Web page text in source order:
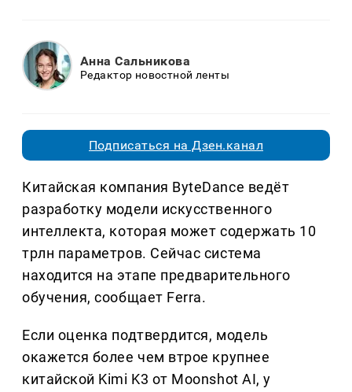
Анна Сальникова
Редактор новостной ленты
Подписаться на Дзен.канал
Китайская компания ByteDance ведёт
разработку модели искусственного
интеллекта, которая может содержать 10
трлн параметров. Сейчас система
находится на этапе предварительного
обучения, сообщает Ferra.
Если оценка подтвердится, модель
окажется более чем втрое крупнее
китайской Kimi K3 от Moonshot AI, у